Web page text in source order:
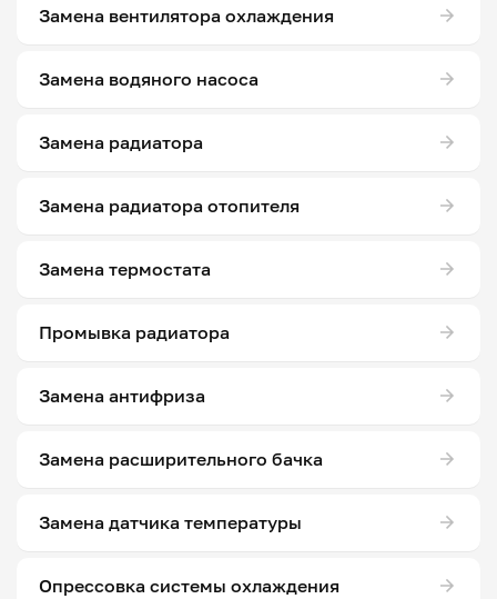
Замена вентилятора охлаждения
Замена водяного насоса
Замена радиатора
Замена радиатора отопителя
Замена термостата
Промывка радиатора
Замена антифриза
Замена расширительного бачка
Замена датчика температуры
Опрессовка системы охлаждения